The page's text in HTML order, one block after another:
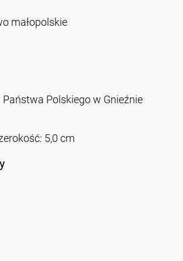
małopolskie
Polskiego w Gnieźnie
5,0 cm